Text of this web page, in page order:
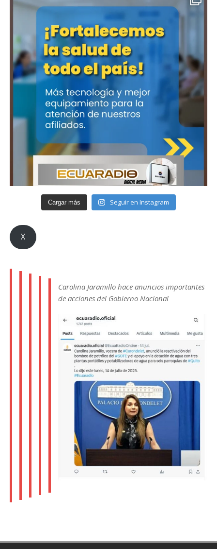
Cargar más Seguir en Instagram
X
Carolina Jaramillo hace anuncios importantes
de acciones del Gobierno Nacional